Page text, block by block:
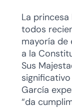
La
todos
mayoría de
a la
Sus
García
“da